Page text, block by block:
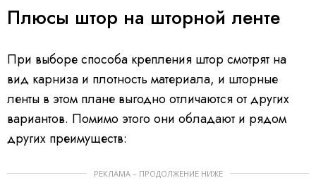
Плюсы штор на шторной ленте
При выборе способа крепления штор смотрят на
вид карниза и плотность материала, и шторные
ленты в этом плане выгодно отличаются от других
вариантов. Помимо этого они обладают и рядом
других преимуществ:
РЕКЛАМА – ПРОДОЛЖЕНИЕ НИЖЕ